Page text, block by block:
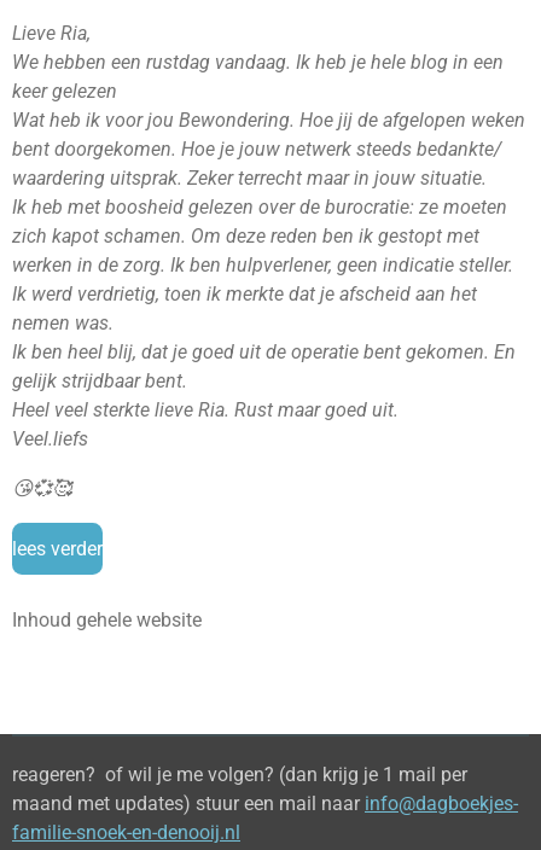
Lieve Ria,
We hebben een rustdag vandaag. Ik heb je hele blog in een
keer gelezen
Wat heb ik voor jou Bewondering. Hoe jij de afgelopen weken
bent doorgekomen. Hoe je jouw netwerk steeds bedankte/
waardering uitsprak. Zeker terrecht maar in jouw situatie.
Ik heb met boosheid gelezen over de burocratie: ze moeten
zich kapot schamen. Om deze reden ben ik gestopt met
werken in de zorg. Ik ben hulpverlener, geen indicatie steller.
Ik werd verdrietig, toen ik merkte dat je afscheid aan het
nemen was.
Ik ben heel blij, dat je goed uit de operatie bent gekomen. En
gelijk strijdbaar bent.
Heel veel sterkte lieve Ria. Rust maar goed uit.
Veel.liefs
😘💞🥰
lees verder
Inhoud gehele website
reageren? of wil je me volgen? (dan krijg je 1 mail per
maand met updates) stuur een mail naar info@dagboekjes-
familie-snoek-en-denooij.nl